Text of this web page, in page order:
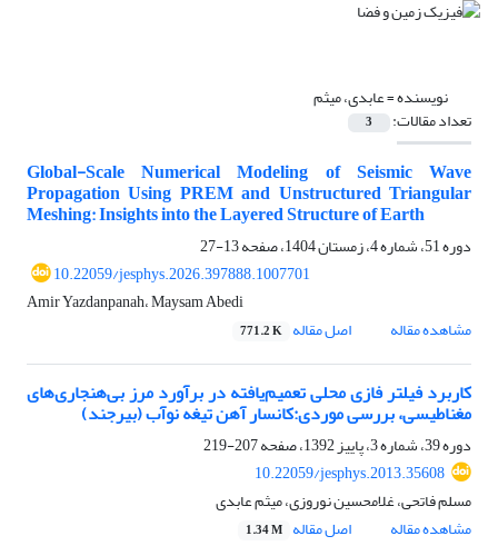
نویسنده =عابدی، میثم
تعداد مقالات: 3
Global-Scale Numerical Modeling of Seismic Wave
Propagation Using PREM and Unstructured Triangular
Meshing: Insights into the Layered Structure of Earth
دوره 51، شماره 4، زمستان 1404، صفحه
13-27
10.22059/jesphys.2026.397888.1007701
Amir Yazdanpanah، Maysam Abedi
مشاهده مقاله
اصل مقاله 771.2 K
کاربرد فیلتر فازی محلی تعمیم‌یافته در برآورد مرز بی‌هنجاری‌های
مغناطیسی، بررسی موردی:کانسار آهن تیغه نوآب (بیرجند)
دوره 39، شماره 3، پاییز 1392، صفحه
207-219
10.22059/jesphys.2013.35608
مسلم فاتحی، غلامحسین نوروزی، میثم عابدی
مشاهده مقاله
اصل مقاله 1.34 M